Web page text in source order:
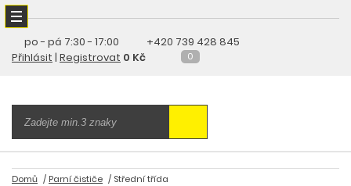
po - pá 7:30 - 17:00
+420 739 428 845
Přihlásit | Registrovat 0 Kč 0
Domů Parní čističe Střední třída